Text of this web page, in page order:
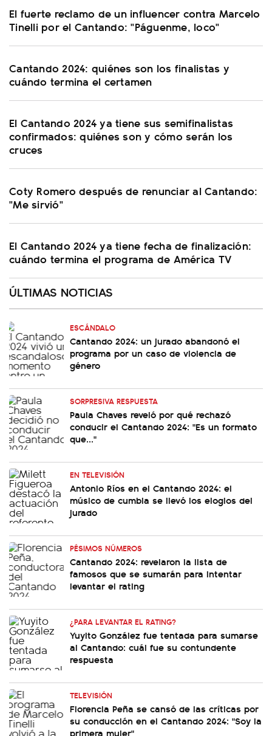
El fuerte reclamo de un influencer contra Marcelo
Tinelli por el Cantando: "Páguenme, loco"
Cantando 2024: quiénes son los finalistas y
cuándo termina el certamen
El Cantando 2024 ya tiene sus semifinalistas
confirmados: quiénes son y cómo serán los
cruces
Coty Romero después de renunciar al Cantando:
"Me sirvió"
El Cantando 2024 ya tiene fecha de finalización:
cuándo termina el programa de América TV
ÚLTIMAS NOTICIAS
ESCÁNDALO
Cantando 2024: un jurado abandonó el
programa por un caso de violencia de
género
SORPRESIVA RESPUESTA
Paula Chaves reveló por qué rechazó
conducir el Cantando 2024: "Es un formato
que..."
EN TELEVISIÓN
Antonio Ríos en el Cantando 2024: el
músico de cumbia se llevó los elogios del
jurado
PÉSIMOS NÚMEROS
Cantando 2024: revelaron la lista de
famosos que se sumarán para intentar
levantar el rating
¿PARA LEVANTAR EL RATING?
Yuyito González fue tentada para sumarse
al Cantando: cuál fue su contundente
respuesta
TELEVISIÓN
Florencia Peña se cansó de las críticas por
su conducción en el Cantando 2024: "Soy la
primera mujer"